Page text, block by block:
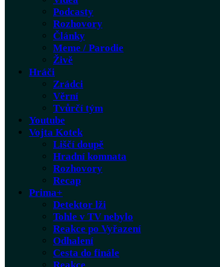
Podcasty
Rozhovory
Články
Meme / Parodie
Živě
Hráči
Zrádci
Věrní
Tvůrčí tým
Youtube
Vojta Kotek
Liščí doupě
Hradní komnata
Rozhovory
Recap
Prima+
Detektor lži
Tohle v TV nebylo
Reakce po Vyřazení
Odhalení
Cesta do finále